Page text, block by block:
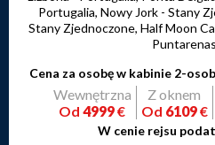
Portugalia, Nowy Jork - Stany
Stany Zjednoczone, Half Moon
Cena za osobę w kabinie 2-
Wewnętrzna
Od 4999€
Z oknem
Od 6109€
W cenie rejsu